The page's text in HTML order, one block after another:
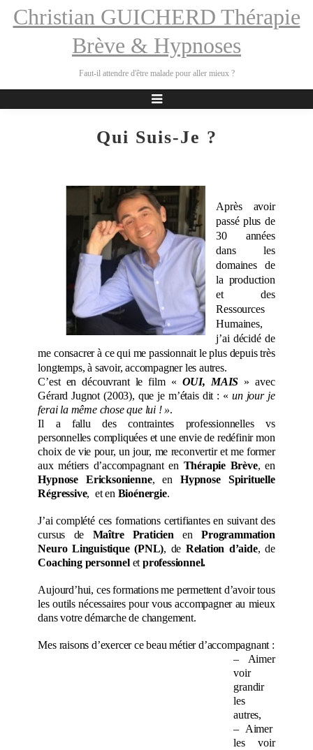
Christian GUICHERD Thérapie
Brève & Hypnoses
Faut-il attendre d'être malade pour aller mieux ?
Qui Suis-Je ?
Après avoir
passé plus de
30 années
dans les
domaines de
la production
et des
Ressources
Humaines,
j’ai décidé de
me consacrer à ce qui me passionnait le plus depuis très
longtemps, à savoir, accompagner les autres.
C’est en découvrant le film « OUI, MAIS » avec
Gérard Jugnot (2003), que je m’étais dit : « un jour je
ferai la même chose que lui ! ».
Il a fallu des contraintes professionnelles vs
personnelles compliquées et une envie de redéfinir mon
choix de vie pour, un jour, me reconvertir et me former
aux métiers d’accompagnant en Thérapie Brève, en
Hypnose Ericksonienne, enHypnose Spirituelle
Régressive, et en Bioénergie.
J’ai complété ces formations certifiantes en suivant des
cursus de MaîtrePraticienen Programmation
Neuro Linguistique (PNL), de Relation d’aide, de
Coaching personnel etprofessionnel.
Aujourd’hui, ces formationsme permettent d’avoir tous
les outils nécessaires pour vous accompagner au mieux
dans votre démarche de changement.
Mes raisons d’exercer ce beau métier d’accompagnant :
– Aimer
voir
grandir
les
autres,
– Aimer
les voir